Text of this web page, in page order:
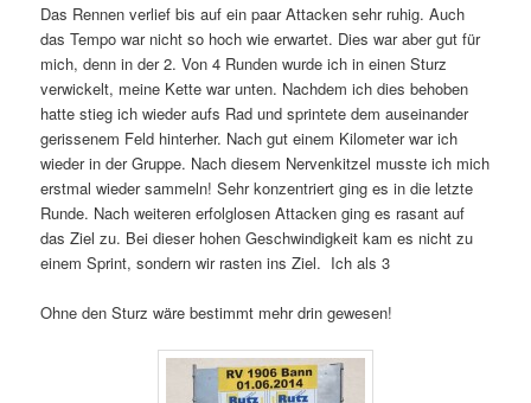
Das Rennen verlief bis auf ein paar Attacken sehr ruhig. Auch
das Tempo war nicht so hoch wie erwartet. Dies war aber gut für
mich, denn in der 2. Von 4 Runden wurde ich in einen Sturz
verwickelt, meine Kette war unten. Nachdem ich dies behoben
hatte stieg ich wieder aufs Rad und sprintete dem auseinander
gerissenem Feld hinterher. Nach gut einem Kilometer war ich
wieder in der Gruppe. Nach diesem Nervenkitzel musste ich mich
erstmal wieder sammeln! Sehr konzentriert ging es in die letzte
Runde. Nach weiteren erfolglosen Attacken ging es rasant auf
das Ziel zu. Bei dieser hohen Geschwindigkeit kam es nicht zu
einem Sprint, sondern wir rasten ins Ziel. Ich als 3
Ohne den Sturz wäre bestimmt mehr drin gewesen!